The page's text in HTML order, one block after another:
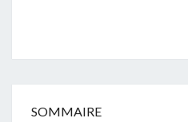
SOMMAIRE